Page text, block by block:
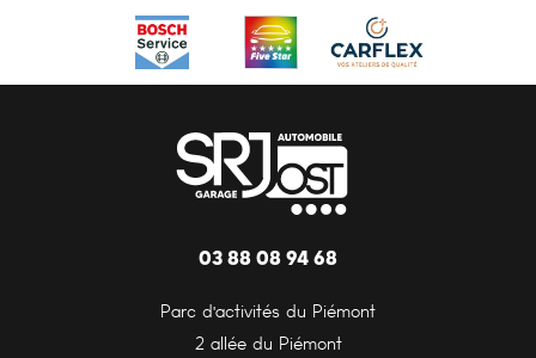
03 88 08 94 68
Parc d'activités du Piémont
2 allée du Piémont